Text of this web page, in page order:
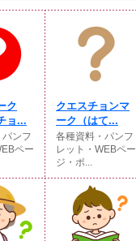
ク
ョ...
ンフ
ペー
クエスチョンマ
ーク（はて...
各種資料・パンフ
レット・WEBペー
ジ・ポ...